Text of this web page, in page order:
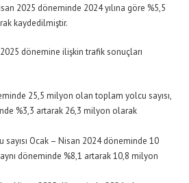
2025 döneminde 2024 yılına göre %5,5
kaydedilmiştir.
2025 dönemine ilişkin trafik sonuçları
25,5 milyon olan toplam yolcu sayısı,
%3,3 artarak 26,3 milyon olarak
sayısı Ocak – Nisan 2024 döneminde 10
döneminde %8,1 artarak 10,8 milyon